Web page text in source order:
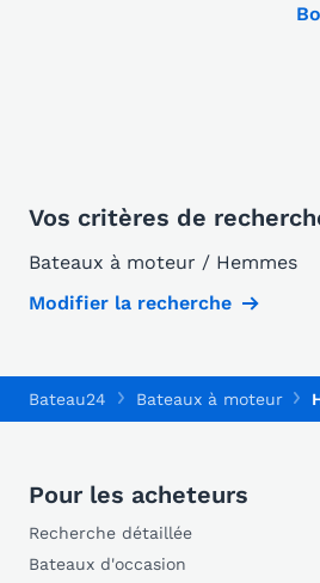
Vos critères de
Bateaux à moteur / Hemmes
Modifier la recherche
Bateau24 Bateaux à moteur
Pour les acheteurs
Recherche détaillée
Bateaux d'occasion